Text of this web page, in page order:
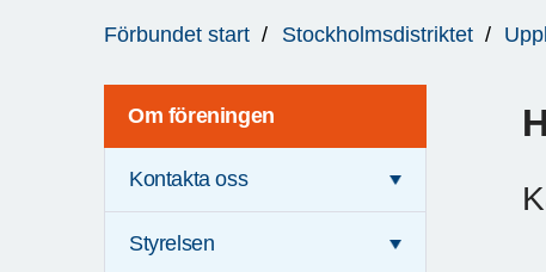
är
Förbundet start Stockholmsdistriktet
Om föreningen
Kontakta oss
Styrelsen